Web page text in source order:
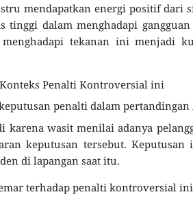
mendapatkan energi positif dari
tinggi dalam menghadapi
tekanan ini menjadi
Penalti Kontroversial ini
penalti dalam pertandingan
karena wasit menilai adanya
keputusan tersebut.
di lapangan saat itu.
terhadap penalti kontroversial